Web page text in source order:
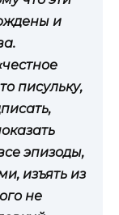
и
писульку,
эпизоды,
изъять из
не